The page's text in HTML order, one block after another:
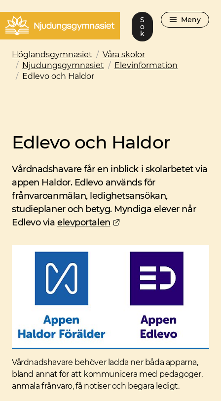
S
ö
k
Meny
Höglandsgymnasiet / Våra skolor
/ Njudungsgymnasiet / Elevinformation
/ Edlevo och Haldor
Edlevo och Haldor
Vårdnadshavare får en inblick i skolarbetet via
appen Haldor. Edlevo används för
frånvaroanmälan, ledighetsansökan,
studieplaner och betyg. Myndiga elever når
Edlevo viaelevportalen Länk till annan
Vårdnadshavare behöver ladda ner båda apparna,
bland annat för att kommunicera med pedagoger,
anmäla frånvaro, få notiser och begära ledigt.